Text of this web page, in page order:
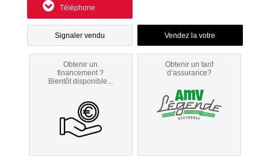
Téléphone
Signaler vendu
Obtenir un
financement ?
Bientôt disponible...
Obtenir un tarif
d’assurance?